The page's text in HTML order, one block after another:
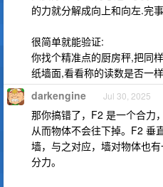
的力就分解成向上和向左.完
很简单就能验证:
你找个精准点的厨房秤,把同
纸墙面,看看称的读数是否一
darkengine Jul 30, 2025
那你搞错了，F2 是一个合力
从而物体不会往下掉。F2 垂
墙，与之对应，墙对物体也
分力。